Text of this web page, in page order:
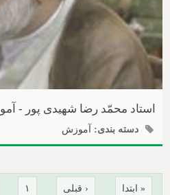
استاد محمّد رضا شهیدی پور -
دسته بندی: آموزش
صفحه‌ها
« ابتدا ‹ قبلی ۱